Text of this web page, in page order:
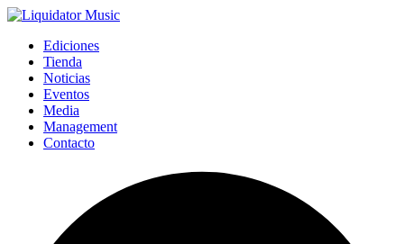
Ediciones
Tienda
Noticias
Eventos
Media
Management
Contacto